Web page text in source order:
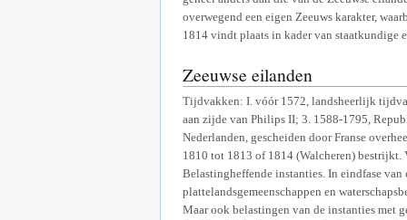
overwegend een eigen Zeeuws karakter,
1814 vindt plaats in kader van staatkundige
Zeeuwse eilanden
Tijdvakken: I. vóór 1572, landsheerlijk
aan zijde van Philips II; 3. 1588-1795,
Nederlanden, gescheiden door Franse
1810 tot 1813 of 1814 (Walcheren)
Belastingheffende instanties. In eindfase van
plattelandsgemeenschappen en
Maar ook belastingen van de instanties met